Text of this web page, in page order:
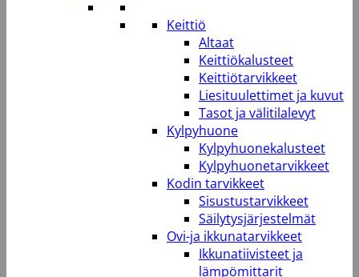
Keittiö
Altaat
Keittiökalusteet
Keittiötarvikkeet
Liesituulettimet ja kuvut
Tasot ja välitilalevyt
Kylpyhuone
Kylpyhuonekalusteet
Kylpyhuonetarvikkeet
Kodin tarvikkeet
Sisustustarvikkeet
Säilytysjärjestelmät
Ovi-ja ikkunatarvikkeet
Ikkunatiivisteet ja
lämpömittarit